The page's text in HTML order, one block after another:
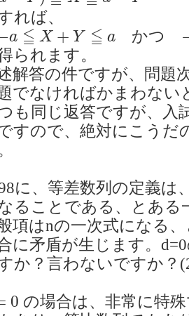
れば、
a ≦ X + Y ≦ a
− ≦ X+Y ≦ a かつ
られます。
解答の件ですが、問題
でなければかまわない
も同じ返答ですが、入
すので、絶対にこうだ
に、等差数列の定義は
ることである、とある
項はnの一次式になる
に矛盾が生じます。
か？言わないですか？
0 の場合は、非常に特